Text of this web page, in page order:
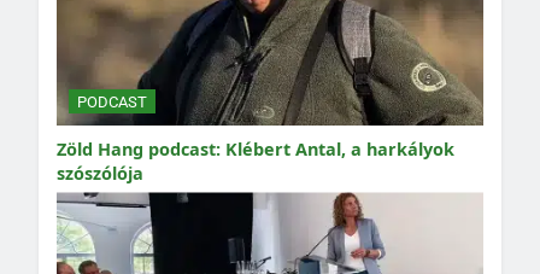
PODCAST
Zöld Hang podcast: Klébert Antal, a harkályok
szószólója